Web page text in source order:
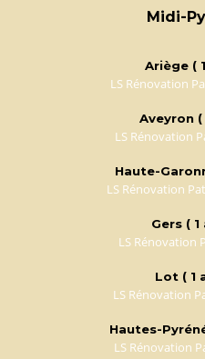
Midi-
Ariège (
LS Rénovation
Aveyron (
LS Rénovation
Haute-
LS Rénovation
Gers (
LS Rénovation
Lot ( 1
LS Rénovation
Hautes-
LS Rénovation